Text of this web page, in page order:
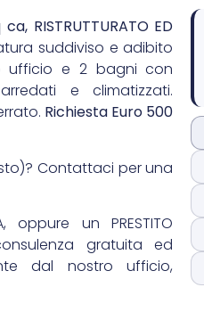
RISTRUTTURATO ED
suddiviso e adibito
ufficio e 2 bagni con
e climatizzati.
Richiesta Euro 500
Contattaci per una
oppure un PRESTITO
gratuita ed
dal nostro ufficio,